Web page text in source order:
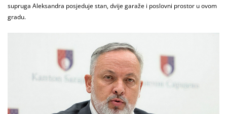
supruga Aleksandra posjeduje stan, dvije garaže i poslovni prostor u ovom
gradu.